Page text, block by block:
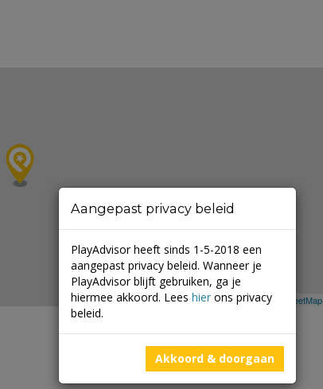
Leaflet| ©Mapbox©OpenStreetMap
Aangepast privacy beleid
PlayAdvisor heeft sinds 1-5-2018 een
aangepast privacy beleid. Wanneer je
PlayAdvisor blijft gebruiken, ga je
hiermee akkoord. Lees hier ons privacy
beleid.
Akkoord & doorgaan